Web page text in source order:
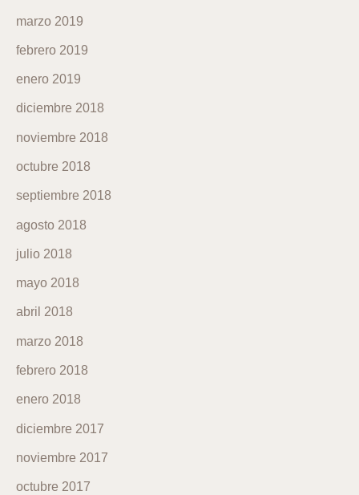
marzo 2019
febrero 2019
enero 2019
diciembre 2018
noviembre 2018
octubre 2018
septiembre 2018
agosto 2018
julio 2018
mayo 2018
abril 2018
marzo 2018
febrero 2018
enero 2018
diciembre 2017
noviembre 2017
octubre 2017